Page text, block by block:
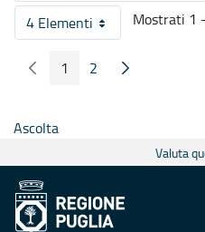
4 ElementiPer pagina
Mostrati 1
Pagina Precedente
Pagina
1 Pagina
2 Pagina
Ascolta
Valuta